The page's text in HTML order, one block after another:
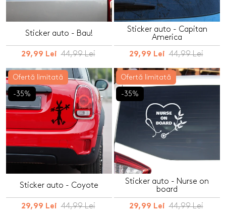
Sticker auto - Bau!
29,99 Lei 44,99 Lei
Sticker auto - Capitan
America
29,99 Lei 44,99 Lei
Ofertă limitată
-35%
Sticker auto - Coyote
29,99 Lei 44,99 Lei
Ofertă limitată
-35%
Sticker auto - Nurse on
board
29,99 Lei 44,99 Lei